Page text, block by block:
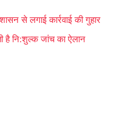
से लगाई कार्रवाई की गुहार
है नि:शुल्क जांच का ऐलान